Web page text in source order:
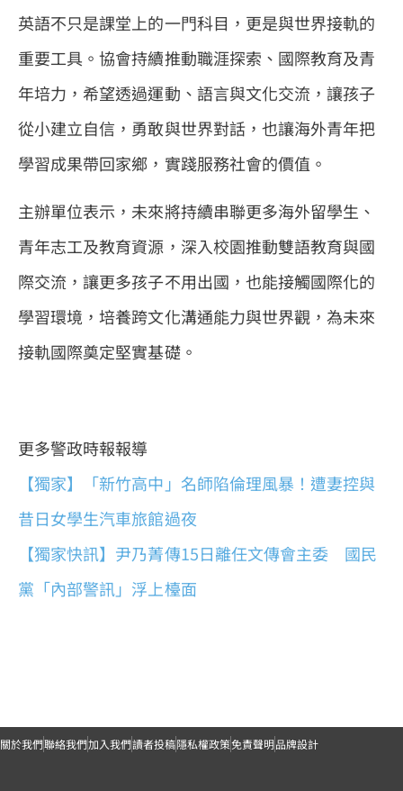
英語不只是課堂上的一門科目，更是與世界接軌的
重要工具。協會持續推動職涯探索、國際教育及青
年培力，希望透過運動、語言與文化交流，讓孩子
從小建立自信，勇敢與世界對話，也讓海外青年把
學習成果帶回家鄉，實踐服務社會的價值。
主辦單位表示，未來將持續串聯更多海外留學生、
青年志工及教育資源，深入校園推動雙語教育與國
際交流，讓更多孩子不用出國，也能接觸國際化的
學習環境，培養跨文化溝通能力與世界觀，為未來
接軌國際奠定堅實基礎。
更多警政時報報導
【獨家】「新竹高中」名師陷倫理風暴！遭妻控與
昔日女學生汽車旅館過夜
【獨家快訊】尹乃菁傳15日離任文傳會主委 國民
黨「內部警訊」浮上檯面
關於我們聯絡我們加入我們讀者投稿隱私權政策免責聲明品牌設計